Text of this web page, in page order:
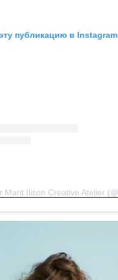
публикацию в Instagram